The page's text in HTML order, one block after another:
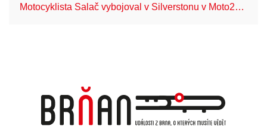
Motocyklista Salač vybojoval v Silverstonu v Moto2…